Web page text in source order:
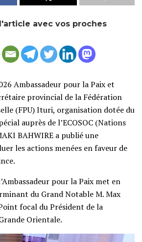
avec vos proches
Ambassadeur pour la Paix et
provincial de la Fédération
(FPU) Ituri, organisation dotée du
auprès de l’ECOSOC (Nations
BAHWIRE a publié une
les actions menées en faveur de
pour la Paix met en
du Grand Notable M. Max
focal du Président de la
Orientale.